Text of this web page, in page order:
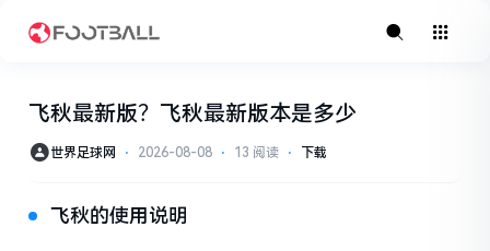
飞秋最新版？飞秋最新版本是多少
世界足球网 ⋅ 2026-08-08 ⋅ 13 阅读 ⋅ 下载
飞秋的使用说明